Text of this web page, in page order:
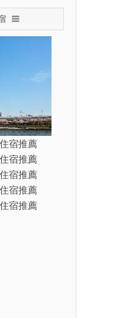
宿推薦
宿推薦
宿推薦
宿推薦
宿推薦